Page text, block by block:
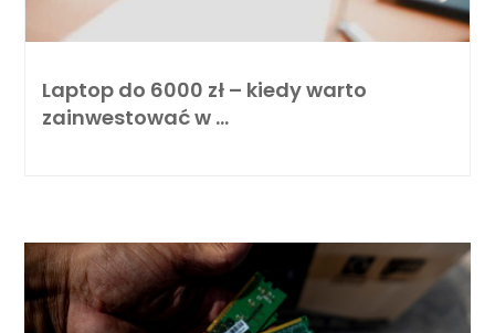
Laptop do 6000 zł – kiedy warto
zainwestować w …